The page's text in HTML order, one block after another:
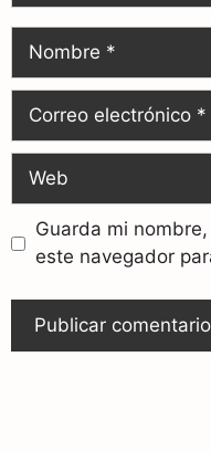
Guarda mi
este navegador